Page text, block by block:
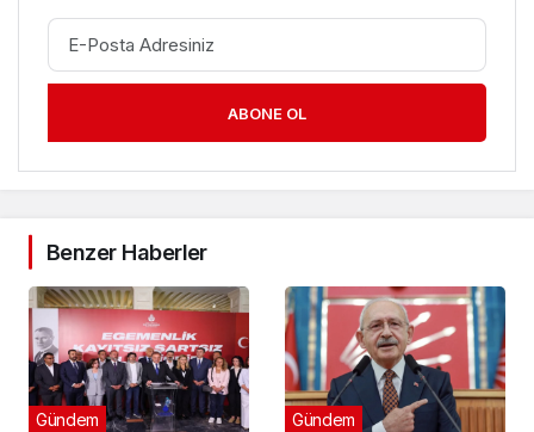
ABONE OL
Benzer Haberler
Gündem Gündem